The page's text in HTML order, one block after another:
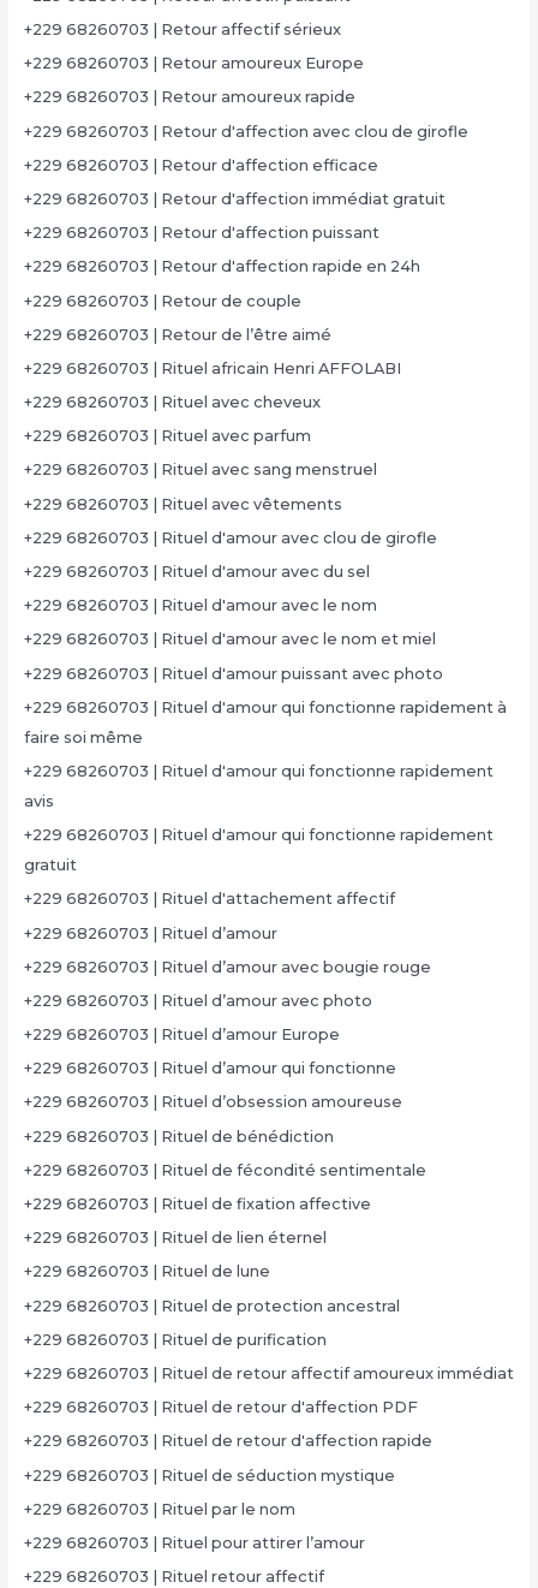
+229 68260703 | Retour affectif sérieux
+229 68260703 | Retour amoureux Europe
+229 68260703 | Retour amoureux rapide
+229 68260703 | Retour d'affection avec clou de girofle
+229 68260703 | Retour d'affection efficace
+229 68260703 | Retour d'affection immédiat gratuit
+229 68260703 | Retour d'affection puissant
+229 68260703 | Retour d'affection rapide en 24h
+229 68260703 | Retour de couple
+229 68260703 | Retour de l’être aimé
+229 68260703 | Rituel africain Henri AFFOLABI
+229 68260703 | Rituel avec cheveux
+229 68260703 | Rituel avec parfum
+229 68260703 | Rituel avec sang menstruel
+229 68260703 | Rituel avec vêtements
+229 68260703 | Rituel d'amour avec clou de girofle
+229 68260703 | Rituel d'amour avec du sel
+229 68260703 | Rituel d'amour avec le nom
+229 68260703 | Rituel d'amour avec le nom et miel
+229 68260703 | Rituel d'amour puissant avec photo
+229 68260703 | Rituel d'amour qui fonctionne rapidement à
faire soi même
+229 68260703 | Rituel d'amour qui fonctionne rapidement
avis
+229 68260703 | Rituel d'amour qui fonctionne rapidement
gratuit
+229 68260703 | Rituel d'attachement affectif
+229 68260703 | Rituel d’amour
+229 68260703 | Rituel d’amour avec bougie rouge
+229 68260703 | Rituel d’amour avec photo
+229 68260703 | Rituel d’amour Europe
+229 68260703 | Rituel d’amour qui fonctionne
+229 68260703 | Rituel d’obsession amoureuse
+229 68260703 | Rituel de bénédiction
+229 68260703 | Rituel de fécondité sentimentale
+229 68260703 | Rituel de fixation affective
+229 68260703 | Rituel de lien éternel
+229 68260703 | Rituel de lune
+229 68260703 | Rituel de protection ancestral
+229 68260703 | Rituel de purification
+229 68260703 | Rituel de retour affectif amoureux immédiat
+229 68260703 | Rituel de retour d'affection PDF
+229 68260703 | Rituel de retour d'affection rapide
+229 68260703 | Rituel de séduction mystique
+229 68260703 | Rituel par le nom
+229 68260703 | Rituel pour attirer l’amour
+229 68260703 | Rituel retour affectif